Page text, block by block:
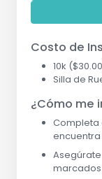
Costo de
10k
Silla de
¿Cómo me
Completa